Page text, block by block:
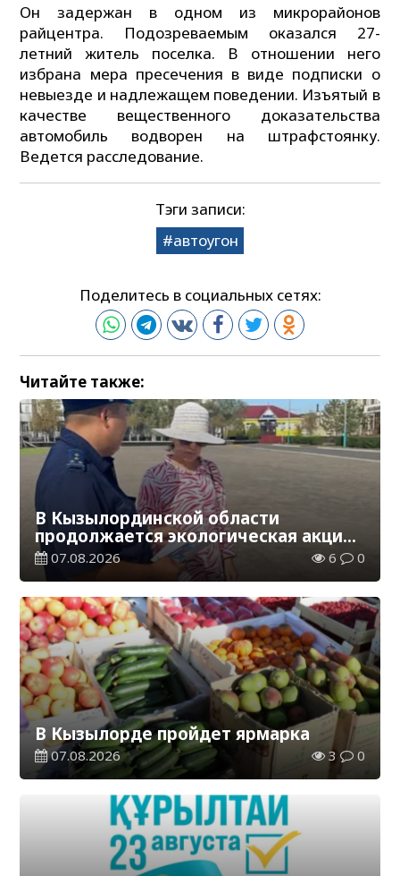
Он задержан в одном из микрорайонов
райцентра. Подозреваемым оказался 27-
летний житель поселка. В отношении него
избрана мера пресечения в виде подписки о
невыезде и надлежащем поведении. Изъятый в
качестве вещественного доказательства
автомобиль водворен на штрафстоянку.
Ведется расследование.
Тэги записи:
автоугон
Поделитесь в социальных сетях:
Читайте также:
В Кызылординской области
продолжается экологическая акция
«Таза Қазақстан»
07.08.2026 6 0
В Кызылорде пройдет ярмарка
07.08.2026 3 0